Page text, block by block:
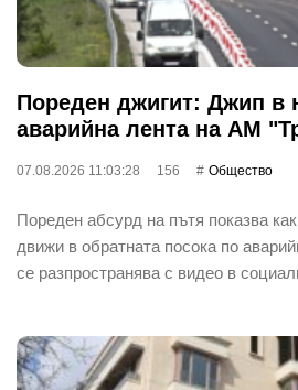
Пореден джигит: Джип в
аварийна лента на АМ
07.08.2026 11:03:28 156 Общество
Пореден абсурд на пътя показва
движи в обратната посока по
се разпространява с видео в